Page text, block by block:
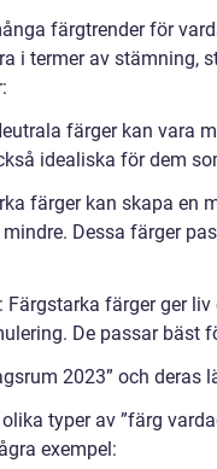
färgtrender för
i termer av stämning,
färger kan vara
idealiska för dem
färger kan skapa en
Dessa färger
Färgstarka färger ger
De passar bäst
2023” och
typer av ”färg
exempel: